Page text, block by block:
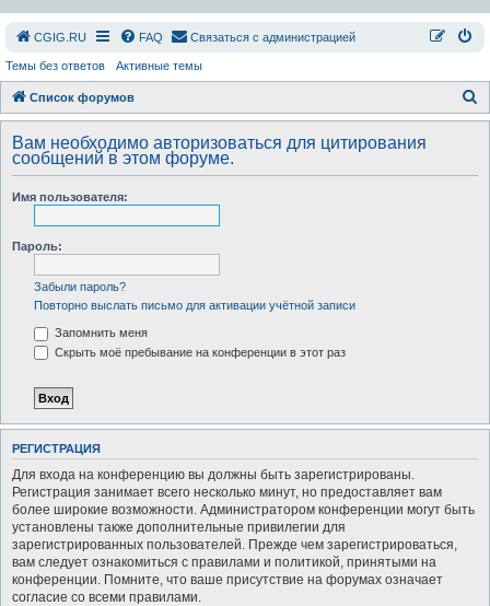
СGIG.RU FAQ Связаться с администрацией
Темы без ответов Активные темы
Список форумов
о
Вам необходимо авторизоваться для цитирования
сообщений в этом форуме.
Имя пользователя:
Пароль:
Забыли пароль?
Повторно выслать письмо для активации учётной записи
Запомнить меня
Скрыть моё пребывание на конференции в этот раз
РЕГИСТРАЦИЯ
Для входа на конференцию вы должны быть зарегистрированы.
Регистрация занимает всего несколько минут, но предоставляет вам
более широкие возможности. Администратором конференции могут быть
установлены также дополнительные привилегии для
зарегистрированных пользователей. Прежде чем зарегистрироваться,
вам следует ознакомиться с правилами и политикой, принятыми на
конференции. Помните, что ваше присутствие на форумах означает
согласие со всеми правилами.